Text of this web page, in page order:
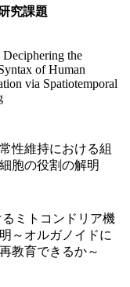
究課題
the
of Human
via Spatiotemporal
性維持における組
胞の役割の解明
ミトコンドリア機
～オルガノイドに
教育できるか～